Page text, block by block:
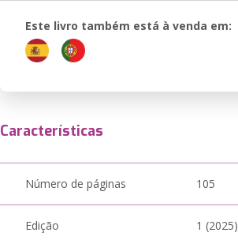
Este livro também está à venda em:
Características
Número de páginas 105
Edição 1 (2025)